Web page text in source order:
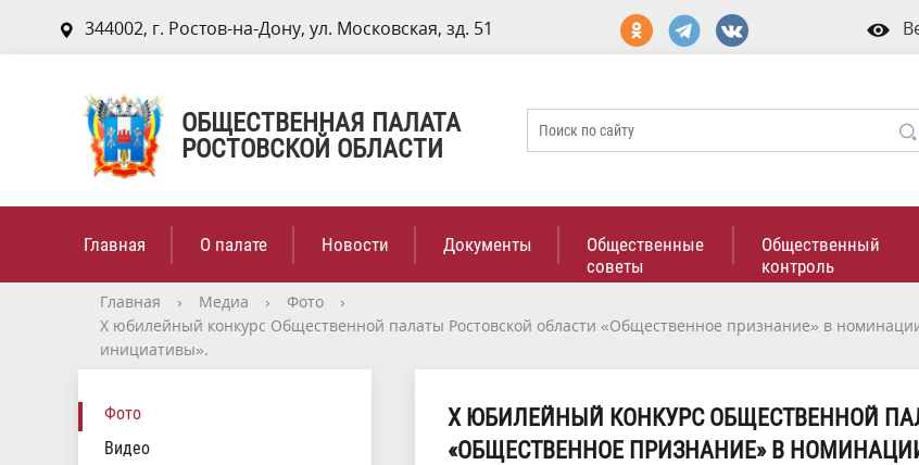
344002, г. Ростов-на-Дону, ул. Московская, зд. 51
ОБЩЕСТВЕННАЯ ПАЛАТА
РОСТОВСКОЙ ОБЛАСТИ
Главная О палате Новости Документы
Общественные
советы
Общественный
контроль
Главная › Медиа › Фото
›
Х юбилейный конкурс Общественной палаты Ростовской области «Общественное признание» в
инициативы».
Фото
Видео
Х ЮБИЛЕЙНЫЙ КОНКУРС ОБЩЕСТВЕННОЙ
«ОБЩЕСТВЕННОЕ ПРИЗНАНИЕ» В